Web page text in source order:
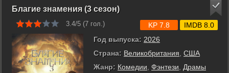
Благие знамения (3 сезон)
3.4/5 (7 гол.)
Год выпуска: 2026
Страна: Великобритания США
Жанр: Комедии Фэнтези
Драмы
KP 7.8 IMDB 8.0